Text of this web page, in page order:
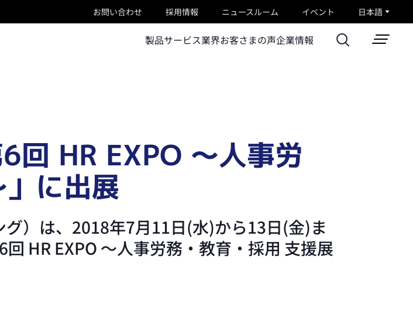
お問い合わせ 採用情報 ニュースルーム イベント 日本語
製品サービス業界お客さまの声企業情報
回 HR EXPO ～人事労
に出展
）は、2018年7月11日(水)から13日(金)ま
HR EXPO ～人事労務・教育・採用 支援展